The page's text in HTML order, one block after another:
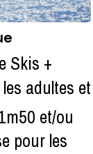
Skis +
adultes et
et/ou
pour les